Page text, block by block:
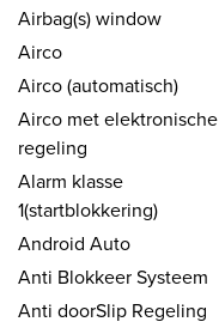
Airbag(s) window
Airco
Airco (automatisch)
Airco met elektronische
regeling
Alarm klasse
1(startblokkering)
Android Auto
Anti Blokkeer Systeem
Anti doorSlip Regeling